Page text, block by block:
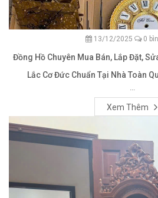
13/12/2025 0
Đồng Hồ Chuyên Mua Bán, Lắp Đặt,
Lắc Cơ Đức Chuẩn Tại Nhà Toàn
...
Xem Thêm